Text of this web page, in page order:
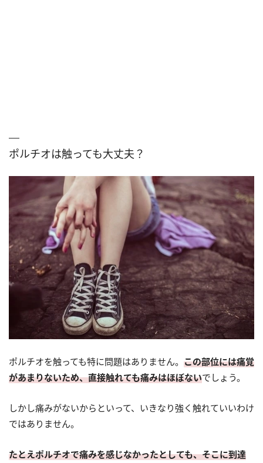
ポルチオは触っても大丈夫？
ポルチオを触っても特に問題はありません。 この部位には痛覚
があまりないため、直接触れても痛みはほぼないでしょう。
しかし痛みがないからといって、いきなり強く触れていいわけ
ではありません。
たとえポルチオで痛みを感じなかったとしても、そこに到達